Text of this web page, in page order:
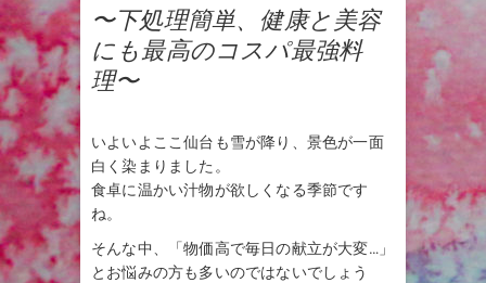
〜下処理簡単、健康と美容
にも最高のコスパ最強料
理〜
いよいよここ仙台も雪が降り、景色が一面
白く染まりました。
食卓に温かい汁物が欲しくなる季節です
ね。
そんな中、「物価高で毎日の献立が大変…」
とお悩みの方も多いのではないでしょう